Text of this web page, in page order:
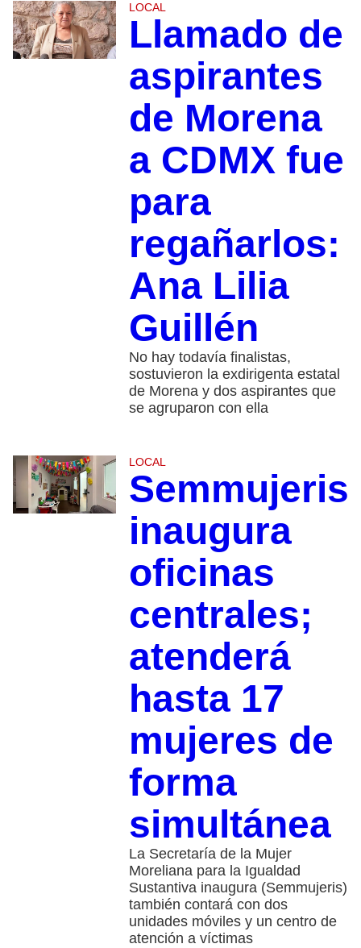
LOCAL
Llamado de
aspirantes
de Morena
a CDMX fue
para
regañarlos:
Ana Lilia
Guillén
No hay todavía finalistas,
sostuvieron la exdirigenta estatal
de Morena y dos aspirantes que
se agruparon con ella
LOCAL
Semmujeris
inaugura
oficinas
centrales;
atenderá
hasta 17
mujeres de
forma
simultánea
La Secretaría de la Mujer
Moreliana para la Igualdad
Sustantiva inaugura (Semmujeris)
también contará con dos
unidades móviles y un centro de
atención a víctimas